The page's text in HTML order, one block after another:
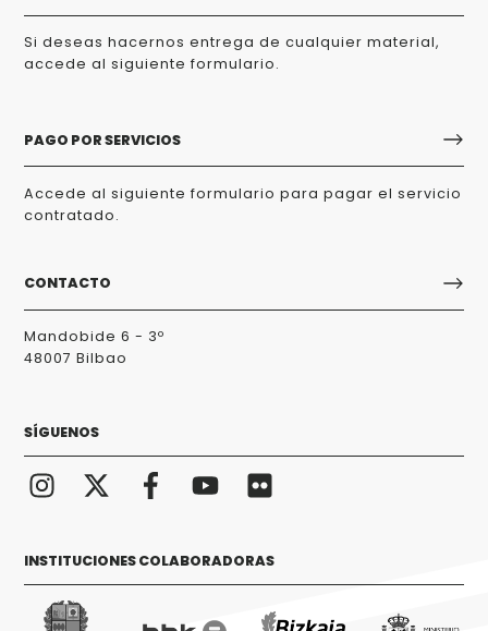
Si deseas hacernos entrega de cualquier material,
accede al siguiente formulario.
PAGO POR SERVICIOS
Accede al siguiente formulario para pagar el servicio
contratado.
CONTACTO
Mandobide 6 - 3º
48007 Bilbao
SÍGUENOS
INSTITUCIONES COLABORADORAS